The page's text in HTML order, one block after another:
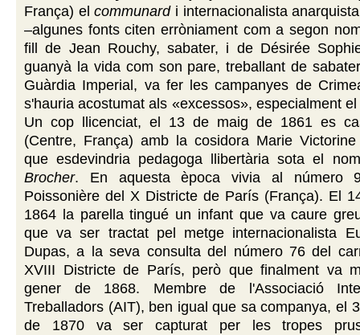
França) elcommunardi internacionalista
–algunes fonts citen erròniament com a segon
fill de Jean Rouchy, sabater, i de Désirée
guanyà la vida com son pare, treballant de
Guàrdia Imperial, va fer les campanyes de
s'hauria acostumat als «excessos», especialment
Un cop llicenciat, el 13 de maig de 1861 es
(Centre, França) amb la cosidora Marie
que esdevindria pedagoga llibertària sota el
Brocher. En aquesta època vivia al número
Poissonière del X Districte de París (França). El
1864 la parella tingué un infant que va caure
que va ser tractat pel metge internacionalista
Dupas, a la seva consulta del número 76 del
XVIII Districte de París, però que finalment va
gener de 1868. Membre de l'Associació
Treballadors (AIT), ben igual que sa companya, el
de 1870 va ser capturat per les tropes